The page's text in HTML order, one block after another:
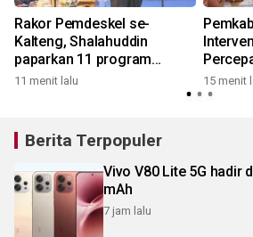
Rakor Pemdeskel se-
Kalteng, Shalahuddin
paparkan 11 program
unggulan Barito Utara
11 menit lalu 15 menit
Berita Terpopuler
Vivo V80 Lite 5G hadir
mAh
7 jam lalu